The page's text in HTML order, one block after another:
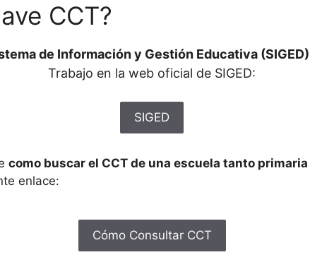
CCT?
de Información y Gestión Educativa (SIGED)
Trabajo en la web oficial de SIGED:
SIGED
como buscar el CCT de una escuela tanto
enlace:
Cómo Consultar CCT